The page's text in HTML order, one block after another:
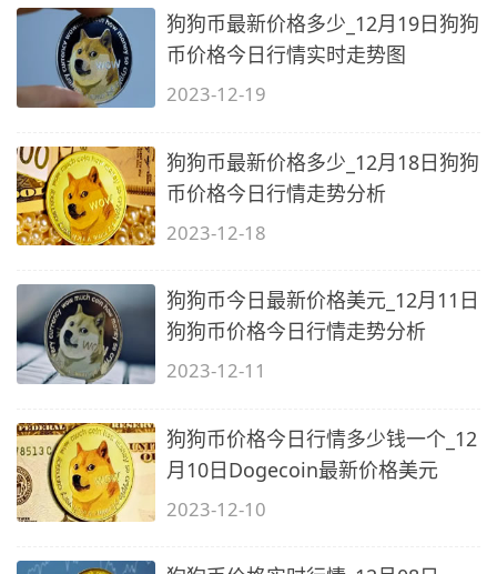
狗狗币最新价格多少_12月19日狗狗
币价格今日行情实时走势图
2023-12-19
狗狗币最新价格多少_12月18日狗狗
币价格今日行情走势分析
2023-12-18
狗狗币今日最新价格美元_12月11日
狗狗币价格今日行情走势分析
2023-12-11
狗狗币价格今日行情多少钱一个_12
月10日Dogecoin最新价格美元
2023-12-10